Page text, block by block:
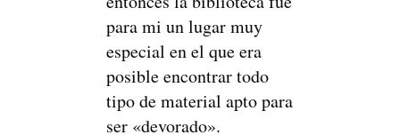
para mi un lugar muy
especial en el que era
posible encontrar todo
tipo de material apto para
ser «devorado».